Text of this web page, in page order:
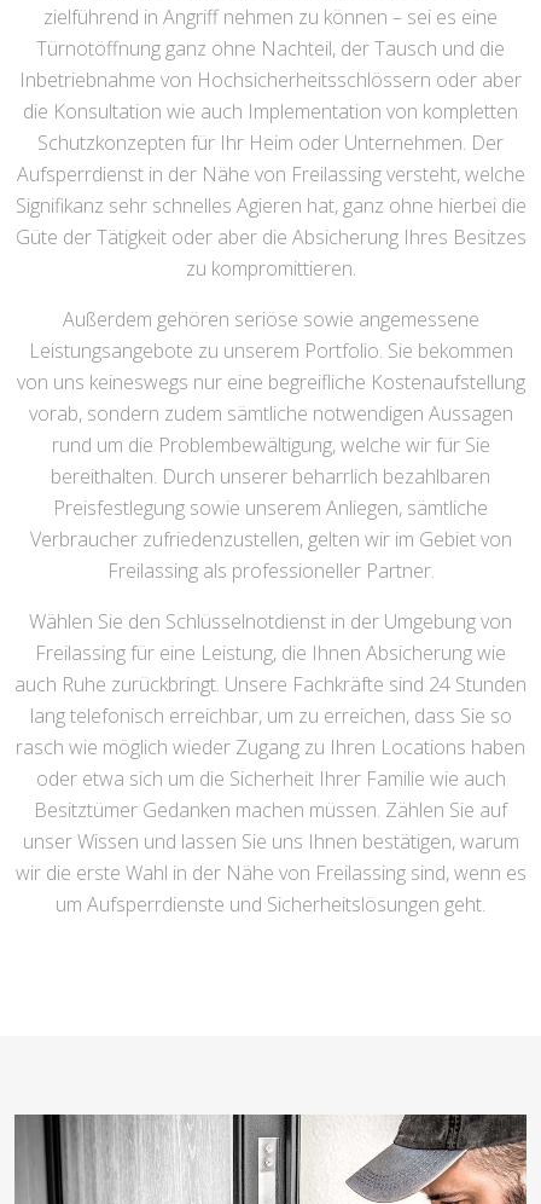
zielführend in Angriff nehmen zu können – sei es eine
Türnotöffnung ganz ohne Nachteil, der Tausch und die
Inbetriebnahme von Hochsicherheitsschlössern oder aber
die Konsultation wie auch Implementation von kompletten
Schutzkonzepten für Ihr Heim oder Unternehmen. Der
Aufsperrdienst in der Nähe von Freilassing versteht, welche
Signifikanz sehr schnelles Agieren hat, ganz ohne hierbei die
Güte der Tätigkeit oder aber die Absicherung Ihres Besitzes
zu kompromittieren.
Außerdem gehören seriöse sowie angemessene
Leistungsangebote zu unserem Portfolio. Sie bekommen
von uns keineswegs nur eine begreifliche Kostenaufstellung
vorab, sondern zudem sämtliche notwendigen Aussagen
rund um die Problembewältigung, welche wir für Sie
bereithalten. Durch unserer beharrlich bezahlbaren
Preisfestlegung sowie unserem Anliegen, sämtliche
Verbraucher zufriedenzustellen, gelten wir im Gebiet von
Freilassing als professioneller Partner.
Wählen Sie den Schlüsselnotdienst in der Umgebung von
Freilassing für eine Leistung, die Ihnen Absicherung wie
auch Ruhe zurückbringt. Unsere Fachkräfte sind 24 Stunden
lang telefonisch erreichbar, um zu erreichen, dass Sie so
rasch wie möglich wieder Zugang zu Ihren Locations haben
oder etwa sich um die Sicherheit Ihrer Familie wie auch
Besitztümer Gedanken machen müssen. Zählen Sie auf
unser Wissen und lassen Sie uns Ihnen bestätigen, warum
wir die erste Wahl in der Nähe von Freilassing sind, wenn es
um Aufsperrdienste und Sicherheitslösungen geht.